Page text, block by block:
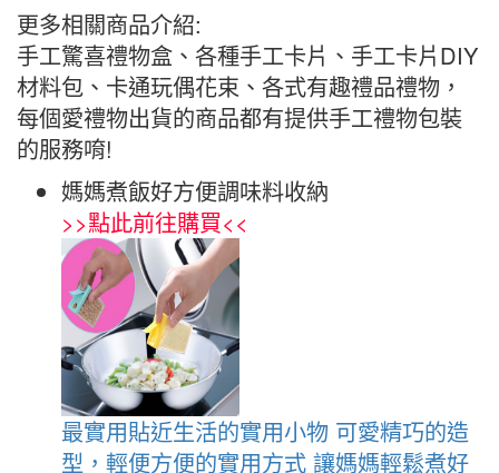
更多相關商品介紹:
手工驚喜禮物盒、各種手工卡片、手工卡片DIY
材料包、卡通玩偶花束、各式有趣禮品禮物，
每個愛禮物出貨的商品都有提供手工禮物包裝
的服務唷!
媽媽煮飯好方便調味料收納
>>點此前往購買<<
最實用貼近生活的實用小物 可愛精巧的造
型，輕便方便的實用方式 讓媽媽輕鬆煮好